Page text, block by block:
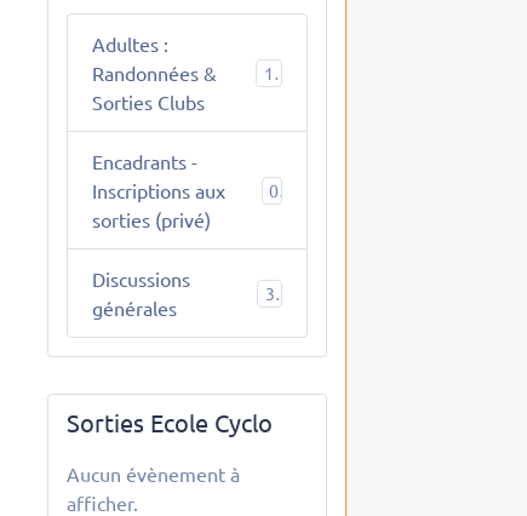
Adultes :
Randonnées &
Sorties Clubs
10
Encadrants -
Inscriptions aux
sorties (privé)
0
Discussions
générales
3
Sorties Ecole Cyclo
Aucun évènement à
afficher.